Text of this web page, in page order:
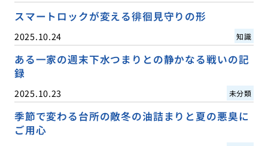
スマートロックが変える徘徊見守りの形
2025.10.24 知識
ある一家の週末下水つまりとの静かなる戦いの記
録
2025.10.23 未分類
季節で変わる台所の敵冬の油詰まりと夏の悪臭に
ご用心